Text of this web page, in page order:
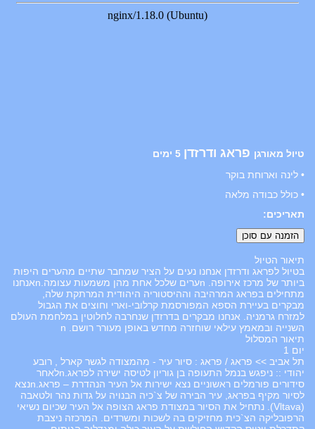
טיול מאורגן פראג ודרזדן
• לינה וארוחת בוקר
• כולל כבודה מלאה
תאריכים:
תיאור הטיול
בטיול לפראג ודרזדן אנחנו נעים על הציר שמחבר שתיים מהערים היפות
ביותר של מרכז אירופה. nערים שלכל אחת מהן משמעות עצומה.nאנחנו
מתחילים בפראג המרהיבה וההיסטוריה היהודית המרתקת שלה,
מבקרים בעיירת הספא המפורסמת קרלובי-וארי וחוצים את הגבול
למזרח גרמניה. אנחנו מבקרים בדרזדן שנחרבה לחלוטין במלחמת העולם
השנייה ובמאמץ עילאי שוחזרה מחדש באופן מעורר רושם. n
תיאור המסלול
יום 1
תל אביב >> פראג / פראג : סיור עיר - מהמצודה לגשר קארל , רובע
יהודי :: ניפגש בנמל התעופה בן גוריון לטיסה ישירה לפראג.nלאחר
סידורים פורמלים ראשוניים נצא ישירות אל העיר הנהדרת – פראג.nנצא
לסיור מקיף בפראג, עיר הבירה של צ`כיה הבנויה על גדות נהר ולטאבה
(Vltava). נתחיל את הסיור במצודת פראג הצופה אל העיר שכיום נשיאי
הרפובליקה הצ`כית מחזיקים בה לשכות ומשרדים. המרכזה ניצבת